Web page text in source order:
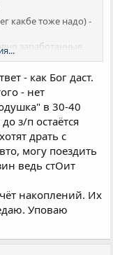
какбе тоже надо) -
заработанные,
Импорт инфляции
рынка, если речь
остается только
- как Бог даст.
- нет
в 30-40
з/п остаётся
драть с
могу поездить
ведь стОит
накоплений. Их
Уповаю